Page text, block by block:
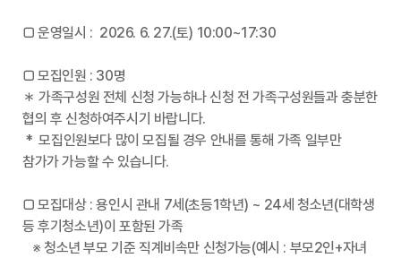
□ 운영일시 : 2026. 6. 27.(토) 10:00~17:30
□ 모집인원 : 30명
＊ 가족구성원 전체 신청 가능하나 신청 전 가족구성원들과 충분한
협의 후 신청하여주시기 바랍니다.
* 모집인원보다 많이 모집될 경우 안내를 통해 가족 일부만
참가가 가능할 수 있습니다.
□ 모집대상 : 용인시 관내 7세(초등1학년) ~ 24세 청소년(대학생
등 후기청소년)이 포함된 가족
※ 청소년 부모 기준 직계비속만 신청가능(예시 : 부모2인+자녀